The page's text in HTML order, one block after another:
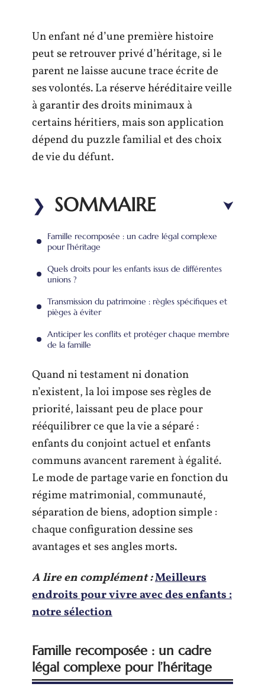
Un enfant né d’une première histoire
peut se retrouver privé d’héritage, si le
parent ne laisse aucune trace écrite de
ses volontés. La réserve héréditaire veille
à garantir des droits minimaux à
certains héritiers, mais son application
dépend du puzzle familial et des choix
de vie du défunt.
SOMMAIRE
Famille recomposée : un cadre légal complexe
pour l’héritage
Quels droits pour les enfants issus de différentes
unions ?
Transmission du patrimoine : règles spécifiques et
pièges à éviter
Anticiper les conflits et protéger chaque membre
de la famille
Quand ni testament ni donation
n’existent, la loi impose ses règles de
priorité, laissant peu de place pour
rééquilibrer ce que la vie a séparé :
enfants du conjoint actuel et enfants
communs avancent rarement à égalité.
Le mode de partage varie en fonction du
régime matrimonial, communauté,
séparation de biens, adoption simple :
chaque configuration dessine ses
avantages et ses angles morts.
A lire en complément :Meilleurs
endroits pour vivre avec des enfants :
notre sélection
Famille recomposée : un cadre
légal complexe pour l’héritage